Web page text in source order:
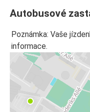
Autobusové
Poznámka: Vaše
informace.